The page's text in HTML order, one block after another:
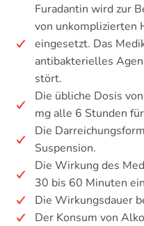
Furadantin wird zur
von unkomplizierten
eingesetzt. Das
antibakterielles
stört.
Die übliche Dosis
mg alle 6 Stunden
Die
Suspension.
Die Wirkung des
30 bis 60 Minuten
Die Wirkungsdauer
Der Konsum von